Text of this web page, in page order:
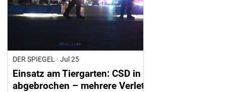
DER SPIEGEL · Jul 25
Einsatz am Tiergarten: CSD in Berlin
abgebrochen – mehrere Verletzte